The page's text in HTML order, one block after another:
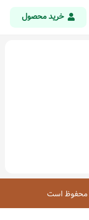
خرید محصول
محفوظ است